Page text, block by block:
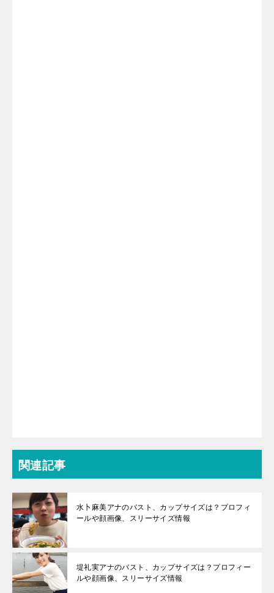
関連記事
水卜麻美アナのバスト、カップサイズは？プロフィ
ールや顔画像、スリーサイズ情報
堤礼実アナのバスト、カップサイズは？プロフィー
ルや顔画像、スリーサイズ情報